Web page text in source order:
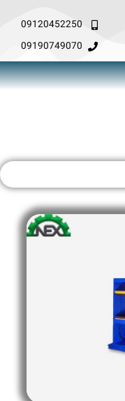
09120452250
09190749070